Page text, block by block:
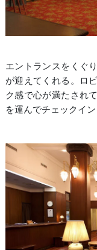
エントランスをくぐ
が迎えてくれる。ロ
ク感で心が満たされ
を運んでチェックイン